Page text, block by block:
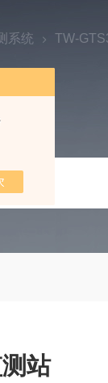
系我们
系统 TW-
站